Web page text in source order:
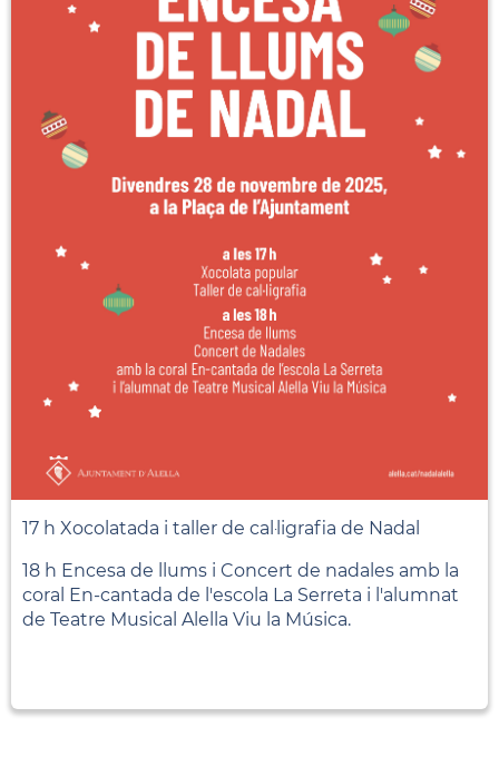
17 h Xocolatada i taller de cal·ligrafia de Nadal
18 h Encesa de llums i Concert de nadales amb la
coral En-cantada de l'escola La Serreta i l'alumnat
de Teatre Musical Alella Viu la Música.